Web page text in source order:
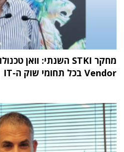
Vendor בכל תחומי שוק ה-IT